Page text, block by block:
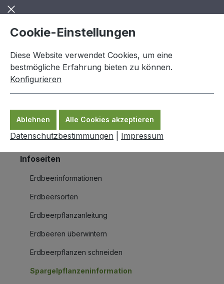
Zum Hauptinhalt springen
0,00 €
Infoseiten Spargelpflanzeninformation
Infoseiten
Erdbeerinformationen
Erdbeersorten
Erdbeerpflanzanleitung
Erdbeeren überwintern
Erdbeerpflanzen schneiden
Spargelpflanzeninformation
Cookie-Einstellungen
Diese Website verwendet Cookies, um eine
bestmögliche Erfahrung bieten zu können.
Konfigurieren
Ablehnen Alle Cookies akzeptieren
Datenschutzbestimmungen Impressum